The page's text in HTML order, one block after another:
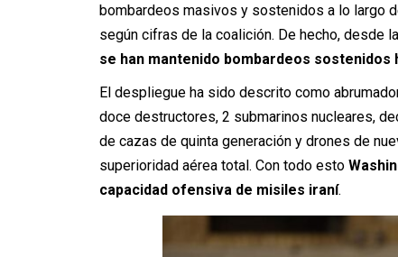
bombardeos masivos y sostenidos a lo largo
según cifras de la coalición. De hecho, desde
se han mantenido bombardeos
El despliegue ha sido descrito como
doce destructores, 2 submarinos nucleares,
de cazas de quinta generación y drones de
superioridad aérea total. Con todo esto
capacidad ofensiva de misiles iraní.